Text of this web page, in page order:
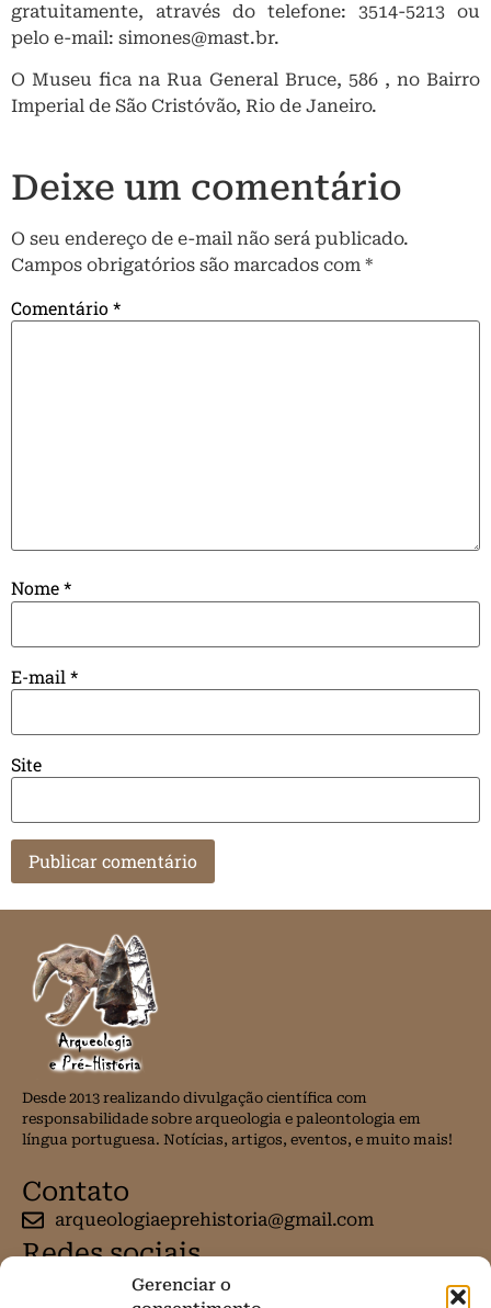
Gerenciar o
gratuitamente, através do telefone: 3514-5213 ou
pelo e-mail: simones@mast.br.
O Museu fica na Rua General Bruce, 586 , no Bairro
Imperial de São Cristóvão, Rio de Janeiro.
Deixe um comentário
O seu endereço de e-mail não será publicado.
Campos obrigatórios são marcados com *
Comentário*
Nome*
E-mail *
Site
Desde 2013 realizando divulgação científica com
responsabilidade sobre arqueologia e paleontologia em
língua portuguesa. Notícias, artigos, eventos, e muito mais!
Contato
arqueologiaeprehistoria@gmail.com
Redes sociais